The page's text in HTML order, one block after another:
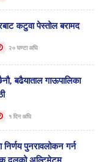
कटुवा पेस्तोल बरामद
२० घण्टा अघि
बढैयाताल गाऊपालिका
१ दिन अघि
पुनरावलोकन गर्न
दलको अल्टिमेटम